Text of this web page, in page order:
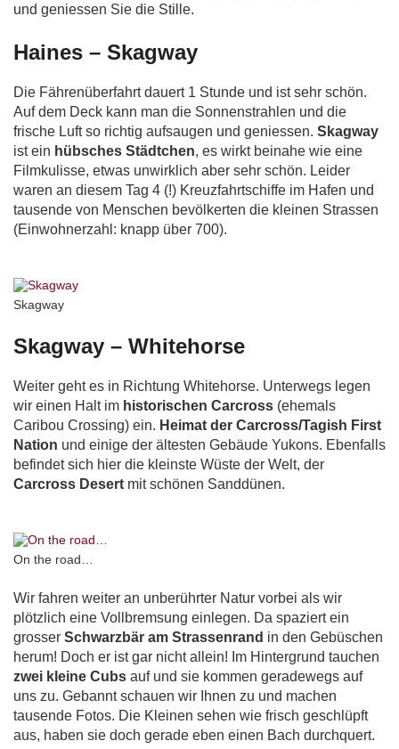
und geniessen Sie die Stille.
Haines – Skagway
Die Fährenüberfahrt dauert 1 Stunde und ist sehr schön.
Auf dem Deck kann man die Sonnenstrahlen und die
frische Luft so richtig aufsaugen und geniessen. Skagway
ist ein hübsches Städtchen, es wirkt beinahe wie eine
Filmkulisse, etwas unwirklich aber sehr schön. Leider
waren an diesem Tag 4 (!) Kreuzfahrtschiffe im Hafen und
tausende von Menschen bevölkerten die kleinen Strassen
(Einwohnerzahl: knapp über 700).
Skagway
Skagway – Whitehorse
Weiter geht es in Richtung Whitehorse. Unterwegs legen
wir einen Halt im historischen Carcross (ehemals
Caribou Crossing) ein. Heimat der Carcross/Tagish First
Nation und einige der ältesten Gebäude Yukons. Ebenfalls
befindet sich hier die kleinste Wüste der Welt, der
Carcross Desert mit schönen Sanddünen.
On the road…
Wir fahren weiter an unberührter Natur vorbei als wir
plötzlich eine Vollbremsung einlegen. Da spaziert ein
grosser Schwarzbär am Strassenrand in den Gebüschen
herum! Doch er ist gar nicht allein! Im Hintergrund tauchen
zwei kleine Cubs auf und sie kommen geradewegs auf
uns zu. Gebannt schauen wir Ihnen zu und machen
tausende Fotos. Die Kleinen sehen wie frisch geschlüpft
aus, haben sie doch gerade eben einen Bach durchquert.